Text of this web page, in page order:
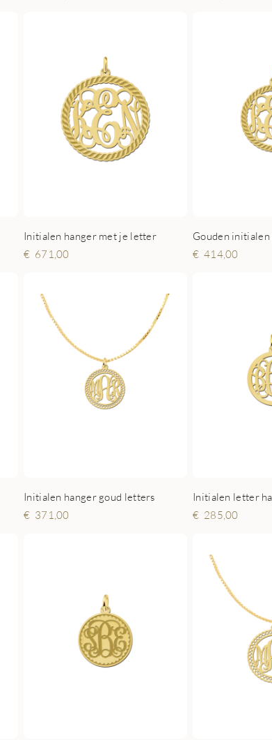
Initialen hanger met je letter
671,00
Gouden
414,00
Initialen hanger goud letters
371,00
Initialen letter
285,00